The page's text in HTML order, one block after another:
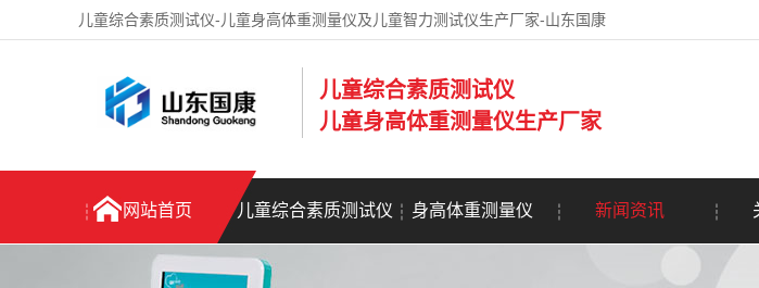
儿童综合素质测试仪-儿童身高体重测量仪及儿童智力测试仪生产厂家-山东国康
儿童综合素质测试仪
儿童身高体重测量仪生产厂家
网站首页 儿童综合素质测试仪 身高体重测量仪 新闻资讯